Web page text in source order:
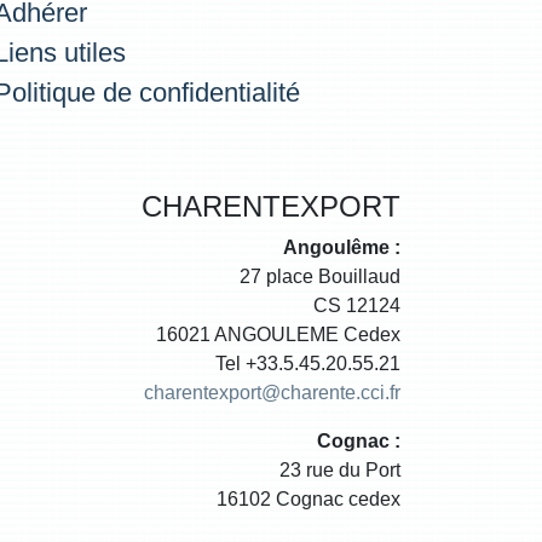
utiles
de confidentialité
CHARENTEXPORT
Angoulême :
27 place Bouillaud
CS 12124
16021 ANGOULEME Cedex
Tel +33.5.45.20.55.21
charentexport@charente.cci.fr
Cognac :
23 rue du Port
16102 Cognac cedex